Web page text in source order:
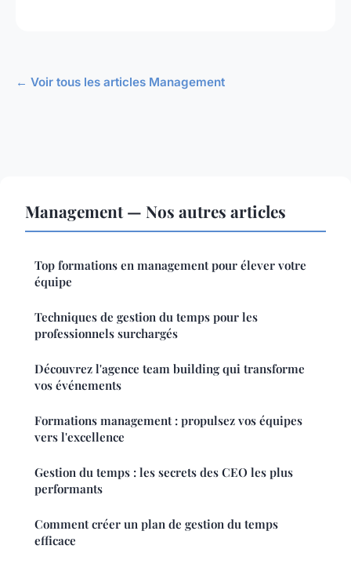
← Voir tous les articles Management
Management — Nos autres articles
Top formations en management pour élever votre
équipe
Techniques de gestion du temps pour les
professionnels surchargés
Découvrez l'agence team building qui transforme
vos événements
Formations management : propulsez vos équipes
vers l'excellence
Gestion du temps : les secrets des CEO les plus
performants
Comment créer un plan de gestion du temps
efficace